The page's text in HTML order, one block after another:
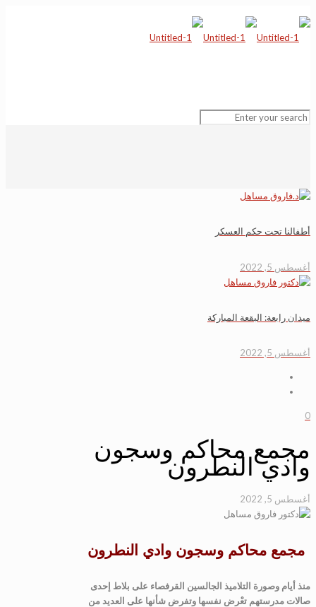
أطفالنا تحت حكم العسكر
أغسطس 5, 2022
ميدان رابعة: البقعة المباركة
أغسطس 5, 2022
0
مجمع محاكم وسجون
وادي النطرون
أغسطس 5, 2022
مجمع محاكم وسجون وادي النطرون
منذ أيام وصورة التلاميذ الجالسين القرفصاء على بلاط إحدى
صالات مدرستهم تعْرض نفسها وتفرض شأنها على العديد من